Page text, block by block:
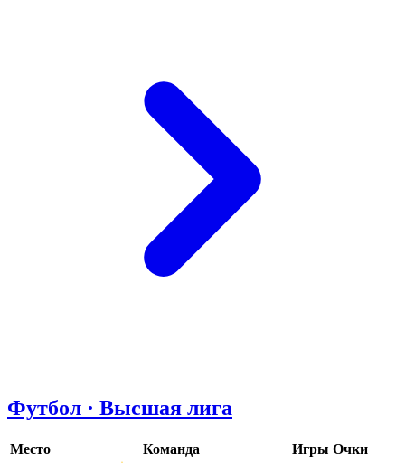
Футбол · Высшая лига
Место Команда Игры Очки